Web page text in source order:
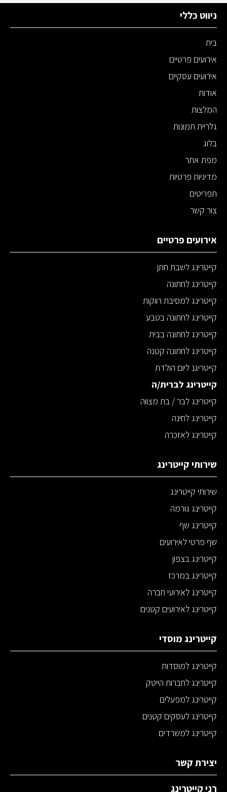
ניווט כללי
בית
אירועים פרטיים
אירועים עסקיים
אודות
המלצות
גלריית תמונות
בלוג
מפת אתר
מדיניות פרטיות
תפריטים
צור קשר
אירועים פרטיים
קייטרינג לשבת חתן
קייטרינג לחתונה
קייטרינג למסיבת רווקות
קייטרינג לחתונה בטבע
קייטרינג לחתונה בבית
קייטרינג לחתונה קטנה
קייטריגנ ליום הולדת
קייטרינג לברית/ה
קייטרינג לבר / בת מצווה
קייטרינג לחינה
קייטרינג לאזכרה
שירותי קייטרינג
שירותי קייטרינג
קייטרינג גורמה
קייטרינג שף
שף פרטי לאירועים
קייטרינג בצפון
קייטרינג במרכז
קייטרינג לאירועי חברה
קייטרינג לאירועים קטנים
קייטרינג מוסדי
קייטרינג למוסדות
קייטרינג לחברות הייטק
קייטרינג למפעלים
קייטרינג לעסקים קטנים
קייטרינג למשרדים
יצירת קשר
רני קייטרינג